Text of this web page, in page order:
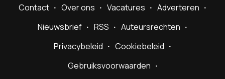
Contact Over ons Vacatures
Adverteren
Nieuwsbrief
RSS
Auteursrechten
Privacybeleid
Cookiebeleid
Gebruiksvoorwaarden